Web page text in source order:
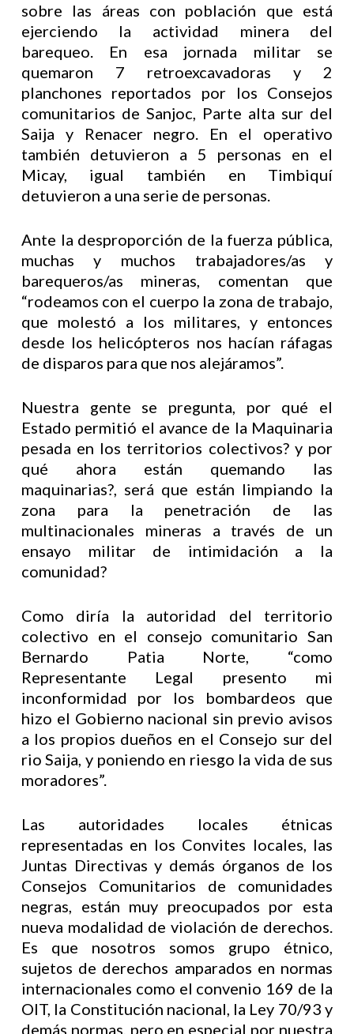
sobre las áreas con población que está
ejerciendo la actividad minera del
barequeo. En esa jornada militar se
quemaron 7 retroexcavadoras y 2
planchones reportados por los Consejos
comunitarios de Sanjoc, Parte alta sur del
Saija y Renacer negro. En el operativo
también detuvieron a 5 personas en el
Micay, igual también en Timbiquí
detuvieron a una serie de personas.
Ante la desproporción de la fuerza pública,
muchas y muchos trabajadores/as y
barequeros/as mineras, comentan que
“rodeamos con el cuerpo la zona de trabajo,
que molestó a los militares, y entonces
desde los helicópteros nos hacían ráfagas
de disparos para que nos alejáramos”.
Nuestra gente se pregunta, por qué el
Estado permitió el avance de la Maquinaria
pesada en los territorios colectivos? y por
qué ahora están quemando las
maquinarias?, será que están limpiando la
zona para la penetración de las
multinacionales mineras a través de un
ensayo militar de intimidación a la
comunidad?
Como diría la autoridad del territorio
colectivo en el consejo comunitario San
Bernardo Patia Norte, “como
Representante Legal presento mi
inconformidad por los bombardeos que
hizo el Gobierno nacional sin previo avisos
a los propios dueños en el Consejo sur del
rio Saija, y poniendo en riesgo la vida de sus
moradores”.
Las autoridades locales étnicas
representadas en los Convites locales, las
Juntas Directivas y demás órganos de los
Consejos Comunitarios de comunidades
negras, están muy preocupados por esta
nueva modalidad de violación de derechos.
Es que nosotros somos grupo étnico,
sujetos de derechos amparados en normas
internacionales como el convenio 169 de la
OIT, la Constitución nacional, la Ley 70/93 y
demás normas, pero en especial por nuestra